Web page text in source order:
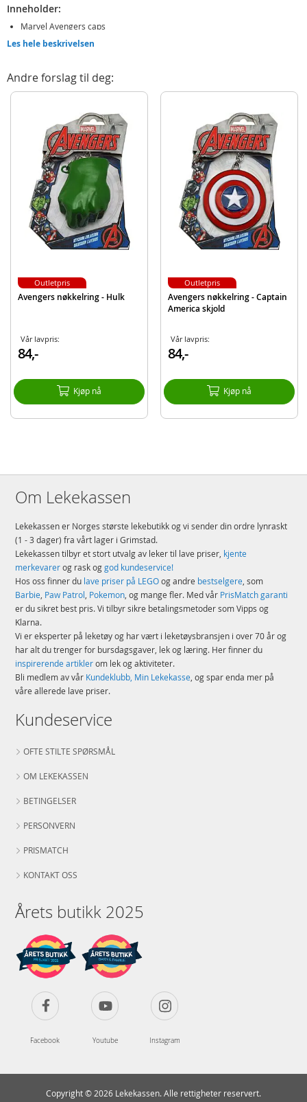
Inneholder:
Marvel Avengers caps
Materiale: bomull
Produktdetaljer
Les hele beskrivelsen
Andre forslag til deg:
Avengers nøkkelring - Hulk
Vår lavpris:
84,-
Kjøp nå
Outletpris
Avengers nøkkelring - Captain
America skjold
Vår lavpris:
84,-
Kjøp nå
Outletpris
Om Lekekassen
Lekekassen er Norges største lekebutikk og vi sender din ordre lynraskt
(1 - 3 dager) fra vårt lager i Grimstad.
Lekekassen tilbyr et stort utvalg av leker til lave priser, kjente
merkevarerog rask oggod kundeservice!
Hos oss finner du lave priser på LEGOog andre bestselgere , som
Barbie Paw Patrol Pokemon , og mange fler. Med vår PrisMatch garanti
er du sikret best pris. Vi tilbyr sikre betalingsmetoder som Vipps og
Klarna.
Vi er eksperter på leketøy og har vært i leketøysbransjen i over 70 år og
har alt du trenger for bursdagsgaver, lek og læring. Her finner du
inspirerende artiklerom lek og aktiviteter.
Bli medlem av vår Kundeklubb, Min Lekekasse , og spar enda mer på
våre allerede lave priser.
Kundeservice
OFTE STILTE SPØRSMÅL
OM LEKEKASSEN
BETINGELSER
PERSONVERN
PRISMATCH
KONTAKT OSS
Årets butikk 2025
Facebook Youtube Instagram
Copyright © 2026 Lekekassen. Alle rettigheter reservert.